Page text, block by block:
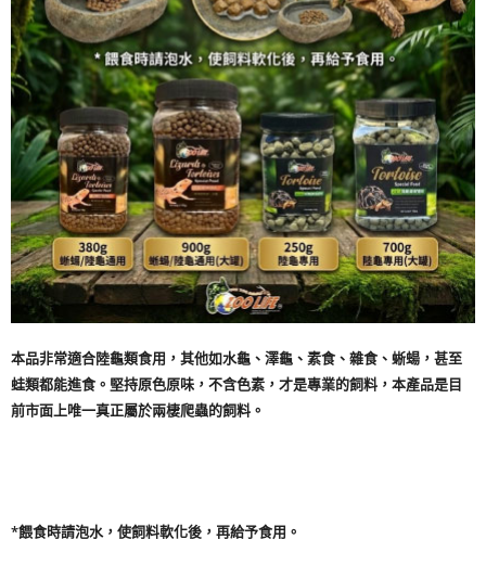
本品非常適合陸龜類食用，其他如水龜、澤龜、素食、雜食、蜥蝪，甚至
蛙類都能進食。堅持原色原味，不含色素，才是專業的飼料，本產品是目
前市面上唯一真正屬於兩棲爬蟲的飼料。
*餵食時請泡水，使飼料軟化後，再給予食用。